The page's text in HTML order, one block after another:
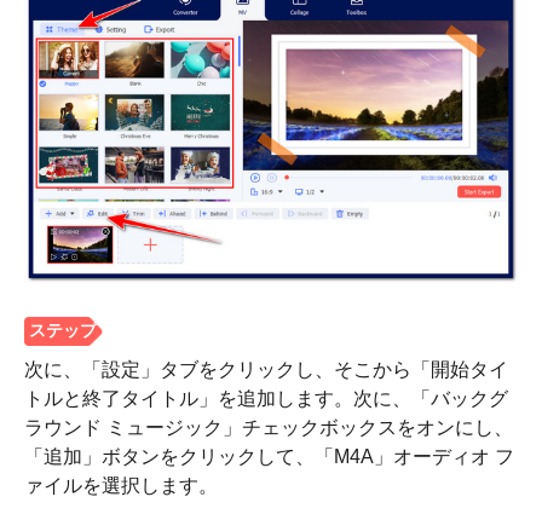
ステップ
1。
次に、「設定」タブをクリックし、そこから「開始タイ
トルと終了タイトル」を追加します。次に、「バックグ
ラウンド ミュージック」チェックボックスをオンにし、
「追加」ボタンをクリックして、「M4A」オーディオ フ
ァイルを選択します。